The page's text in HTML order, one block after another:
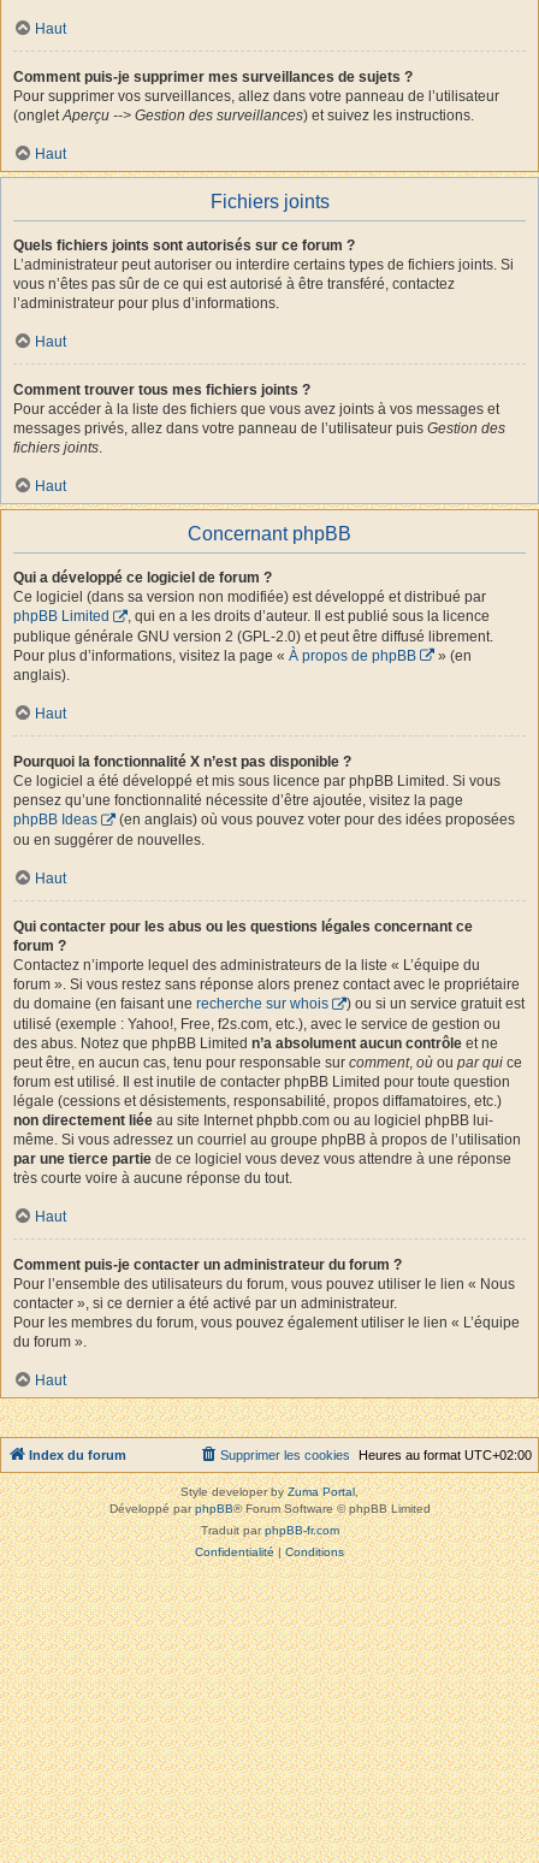
Haut
Comment puis-je supprimer mes surveillances de sujets ?
Pour supprimer vos surveillances, allez dans votre panneau de l’utilisateur
(ongletAperçu --> Gestion des surveillances) et suivez les instructions.
Haut
Fichiers joints
Quels fichiers joints sont autorisés sur ce forum ?
L’administrateur peut autoriser ou interdire certains types de fichiers joints. Si
vous n’êtes pas sûr de ce qui est autorisé à être transféré, contactez
l’administrateur pour plus d’informations.
Haut
Comment trouver tous mes fichiers joints ?
Pour accéder à la liste des fichiers que vous avez joints à vos messages et
messages privés, allez dans votre panneau de l’utilisateur puis Gestion des
fichiers joints.
Haut
Concernant phpBB
Qui a développé ce logiciel de forum ?
Ce logiciel (dans sa version non modifiée) est développé et distribué par
phpBB Limited
, qui en a les droits d’auteur. Il est publié sous la licence
publique générale GNU version 2 (GPL-2.0) et peut être diffusé librement.
Pour plus d’informations, visitez la page « À propos de phpBB
» (en
anglais).
Haut
Pourquoi la fonctionnalité X n’est pas disponible ?
Ce logiciel a été développé et mis sous licence par phpBB Limited. Si vous
pensez qu’une fonctionnalité nécessite d’être ajoutée, visitez la page
phpBB Ideas
(en anglais) où vous pouvez voter pour des idées proposées
ou en suggérer de nouvelles.
Haut
Qui contacter pour les abus ou les questions légales concernant ce
forum ?
Contactez n’importe lequel des administrateurs de la liste « L’équipe du
forum ». Si vous restez sans réponse alors prenez contact avec le propriétaire
du domaine (en faisant une recherche sur whois
) ou si un service gratuit est
utilisé (exemple : Yahoo!, Free, f2s.com, etc.), avec le service de gestion ou
des abus. Notez que phpBB Limited n’a absolument aucun contrôle et ne
peut être, en aucun cas, tenu pour responsable sur comment, où ou par qui ce
forum est utilisé. Il est inutile de contacter phpBB Limited pour toute question
légale (cessions et désistements, responsabilité, propos diffamatoires, etc.)
non directement liée au site Internet phpbb.com ou au logiciel phpBB lui-
même. Si vous adressez un courriel au groupe phpBB à propos de l’utilisation
par une tierce partie de ce logiciel vous devez vous attendre à une réponse
très courte voire à aucune réponse du tout.
Haut
Comment puis-je contacter un administrateur du forum ?
Pour l’ensemble des utilisateurs du forum, vous pouvez utiliser le lien « Nous
contacter », si ce dernier a été activé par un administrateur.
Pour les membres du forum, vous pouvez également utiliser le lien « L’équipe
du forum ».
Haut
Index du forum Heures au format UTC+02:00
Supprimer les cookies
Style developer byZuma Portal,
Développé parphpBB® Forum Software © phpBB Limited
Traduit parphpBB-fr.com
Confidentialité|Conditions